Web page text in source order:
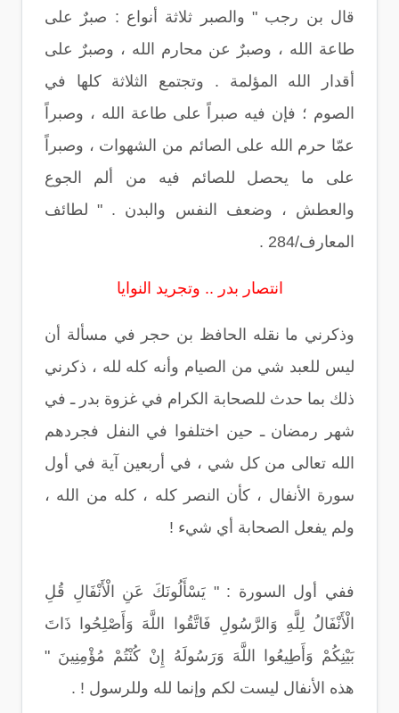
قال بن رجب " والصبر ثلاثة أنواع : صبرٌ على
طاعة الله ، وصبرٌ عن محارم الله ، وصبرٌ على
أقدار الله المؤلمة . وتجتمع الثلاثة كلها في
الصوم ؛ فإن فيه صبراً على طاعة الله ، وصبراً
عمّا حرم الله على الصائم من الشهوات ، وصبراً
على ما يحصل للصائم فيه من ألم الجوع
والعطش ، وضعف النفس والبدن . " لطائف
المعارف/284 .
انتصار بدر .. وتجريد النوايا
وذكرني ما نقله الحافظ بن حجر في مسألة أن
ليس للعبد شي من الصيام وأنه كله لله ، ذكرني
ذلك بما حدث للصحابة الكرام في غزوة بدر ـ في
شهر رمضان ـ حين اختلفوا في النفل فجردهم
الله تعالى من كل شي ، في أربعين آية في أول
سورة الأنفال ، كأن النصر كله ، كله من الله ،
ولم يفعل الصحابة أي شيء !
ففي أول السورة : " يَسْأَلُونَكَ عَنِ الْأَنْفَالِ قُلِ
الْأَنْفَالُ لِلَّهِ وَالرَّسُولِ فَاتَّقُوا اللَّهَ وَأَصْلِحُوا ذَاتَ
بَيْنِكُمْ وَأَطِيعُوا اللَّهَ وَرَسُولَهُ إِنْ كُنْتُمْ مُؤْمِنِينَ "
هذه الأنفال ليست لكم وإنما لله وللرسول ! .